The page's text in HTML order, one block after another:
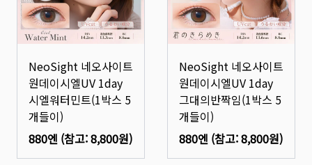
NeoSight 네오사이트
원데이시엘UV 1day
시엘워터민트(1박스 5
개들이)
880엔 (참고:8,800원)
NeoSight 네오사이트
원데이시엘UV 1day
그대의반짝임(1박스 5
개들이)
880엔 (참고:8,800원)